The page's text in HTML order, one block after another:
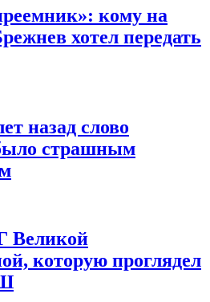
кому на
хотел передать
назад слово
страшным
Великой
которую проглядел